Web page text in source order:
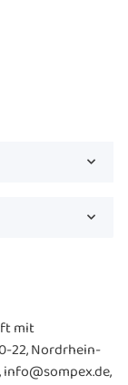
mit
22, Nordrhein-